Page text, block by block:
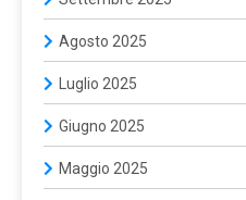
Agosto 2025
Luglio 2025
Giugno 2025
Maggio 2025